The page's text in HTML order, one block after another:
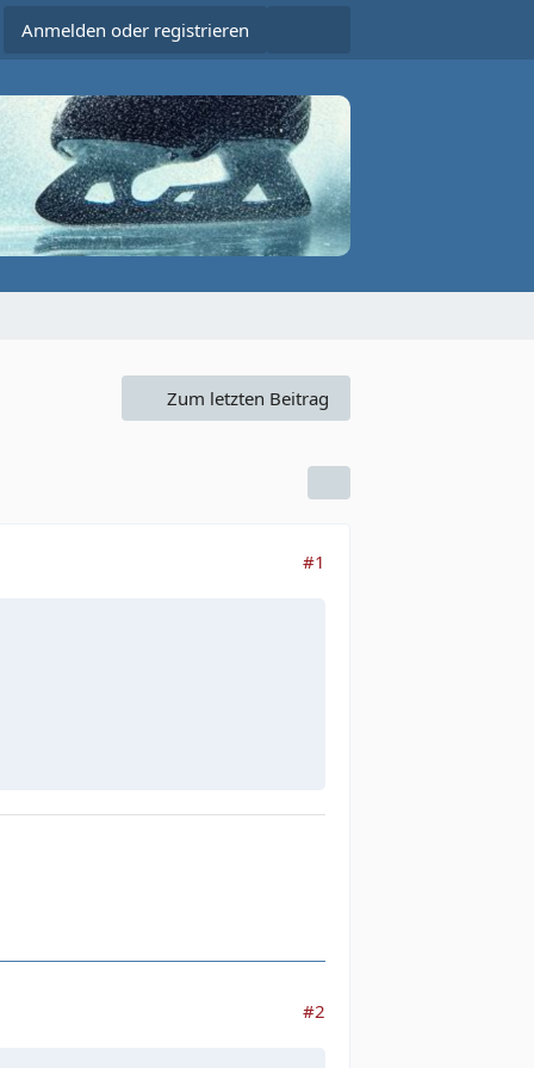
Anmelden oder registrieren
Zum letzten Beitrag
#1
#2